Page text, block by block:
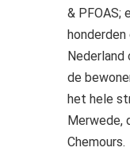
& PFOAS;
honderden
de
het hele
Merwede,
Chemours.